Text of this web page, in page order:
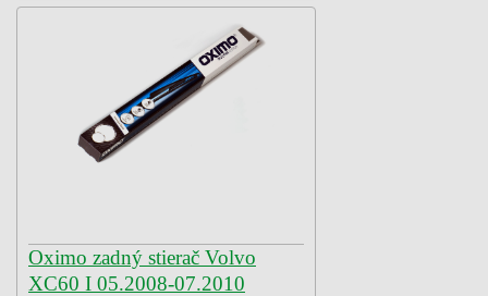
Oximo zadný stierač Volvo
XC60 I 05.2008-07.2010